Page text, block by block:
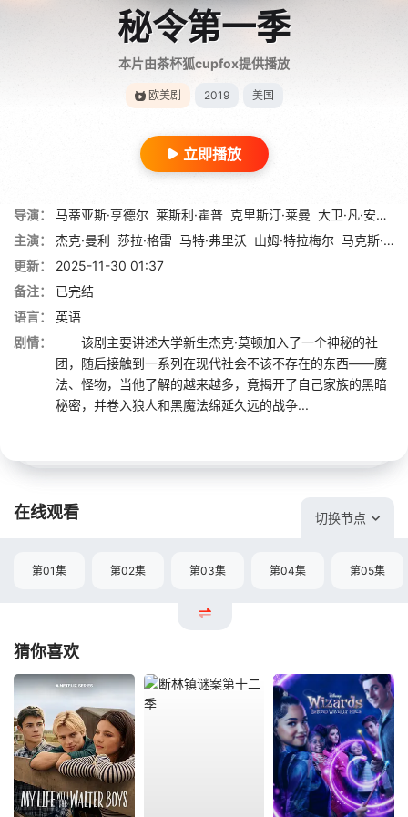
秘令第一季
本片由茶杯狐cupfox提供播放
欧美剧 2019 美国
立即播放
导演： 马蒂亚斯·亨德尔 莱斯利·霍普 克里斯汀·莱曼 大卫·凡·安肯
主演：
杰克·曼利 莎拉·格雷 马特·弗里沃 山姆·特拉梅尔 马克斯·马蒂尼
更新：
2025-11-30 01:37
备注：
已完结
语言：
英语
剧情：
该剧主要讲述大学新生杰克·莫顿加入了一个神秘的社
团，随后接触到一系列在现代社会不该不存在的东西——魔
法、怪物，当他了解的越来越多，竟揭开了自己家族的黑暗
秘密，并卷入狼人和黑魔法绵延久远的战争...
在线观看 切换节点
第01集 第02集 第03集 第04集 第05集
猜你喜欢